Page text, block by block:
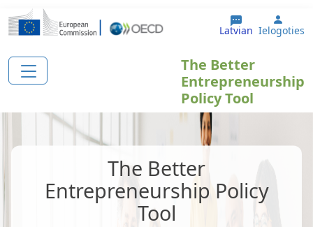
Pārlekt uz galveno saturu
Latvian User
Ielogoties
The Better
Entrepreneurship
Policy Tool
The Better
Entrepreneurship Policy
Tool